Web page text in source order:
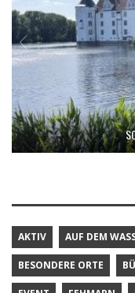
AKTIV AUF DEM
BESONDERE ORTE